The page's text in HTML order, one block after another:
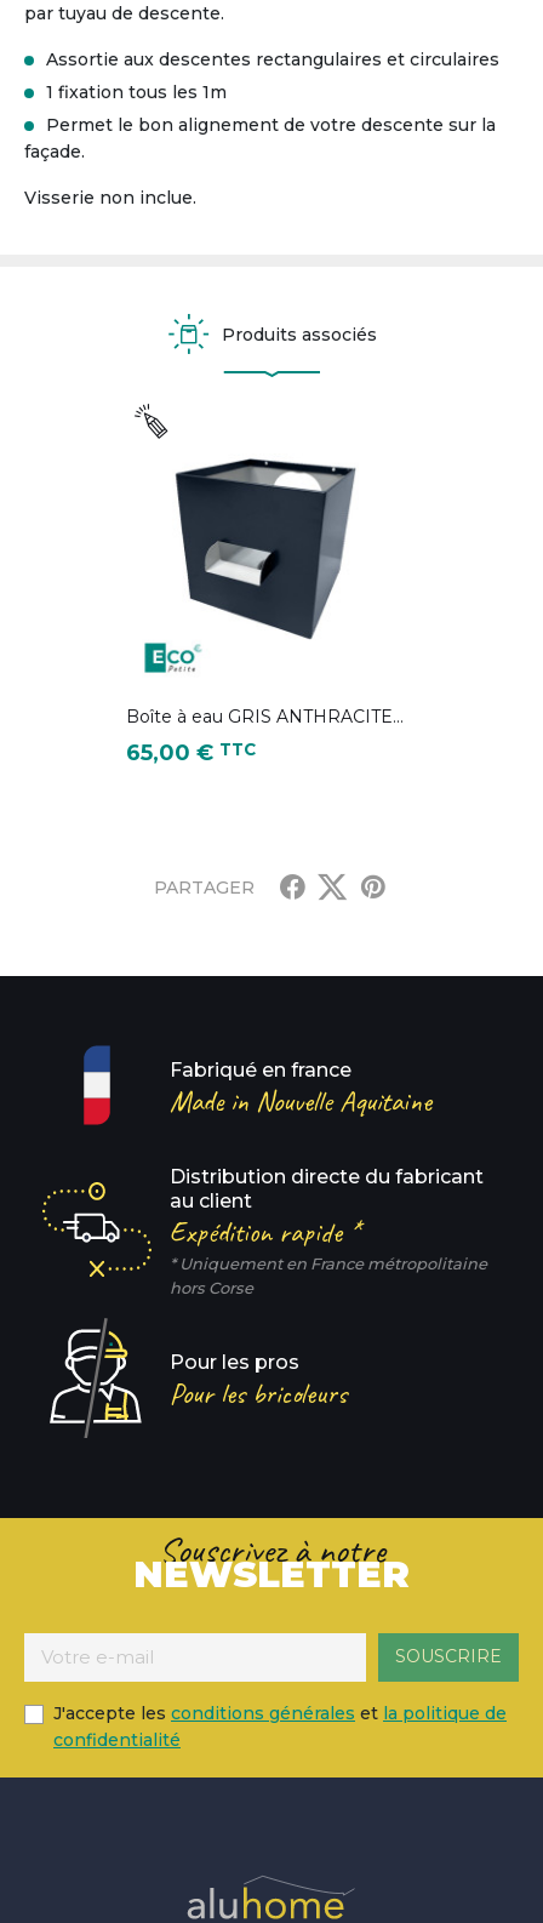
par tuyau de descente.
Assortie aux descentes rectangulaires et circulaires
1 fixation tous les 1m
Permet le bon alignement de votre descente sur la
façade.
Visserie non inclue.
Produits associés
Boîte à eau GRIS ANTHRACITE...
Prix
65,00 € TTC
PARTAGER
Fabriqué en france
Made in Nouvelle Aquitaine
Distribution directe du fabricant
au client
Expédition rapide *
* Uniquement en France métropolitaine
hors Corse
Pour les pros
Pour les bricoleurs
Souscrivez à notre
NEWSLETTER
J'accepte les conditions générales et la politique de
confidentialité